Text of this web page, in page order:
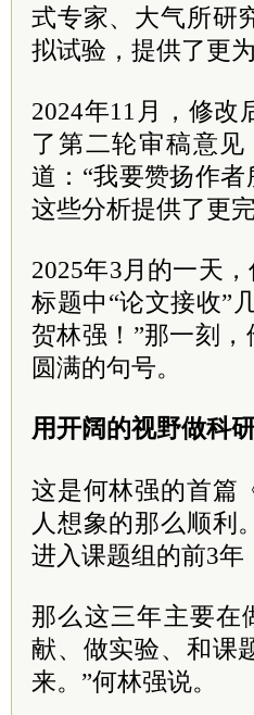
式专家、大气所研
拟试验，提供了更
2024年11月，修
了第二轮审稿意
道：“我要赞扬作
这些分析提供了更
2025年3月的一天
标题中“论文接收”
贺林强！”那一刻
圆满的句号。
用开阔的视野做科
这是何林强的首篇
人想象的那么顺利
进入课题组的前3
那么这三年主要在
献、做实验、和课
来。”何林强说。